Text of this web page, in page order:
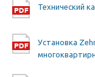
Технический
Установка